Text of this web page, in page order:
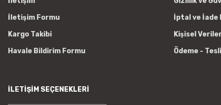
İletişim Formu
Kargo Takibi
Havale Bildirim Formu
İptal ve İade
Kişisel
Ödeme -
İLETİŞİM SEÇENEKLERİ